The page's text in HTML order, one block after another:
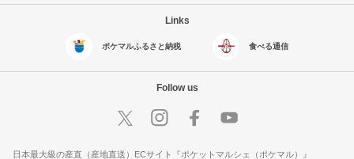
Links
ポケマルふるさと納税 食べる通信
Follow us
日本最大級の産直（産地直送）ECサイト『ポケットマルシェ（ポケマル）』